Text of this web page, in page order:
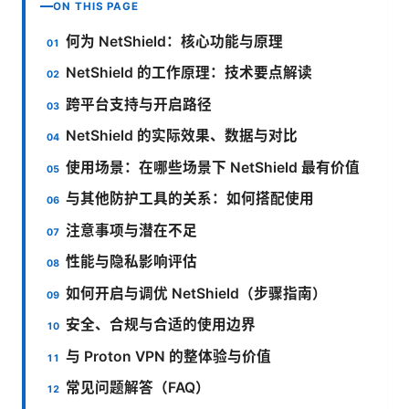
ON THIS PAGE
何为 NetShield：核心功能与原理
NetShield 的工作原理：技术要点解读
跨平台支持与开启路径
NetShield 的实际效果、数据与对比
使用场景：在哪些场景下 NetShield 最有价值
与其他防护工具的关系：如何搭配使用
注意事项与潜在不足
性能与隐私影响评估
如何开启与调优 NetShield（步骤指南）
安全、合规与合适的使用边界
与 Proton VPN 的整体验与价值
常见问题解答（FAQ）